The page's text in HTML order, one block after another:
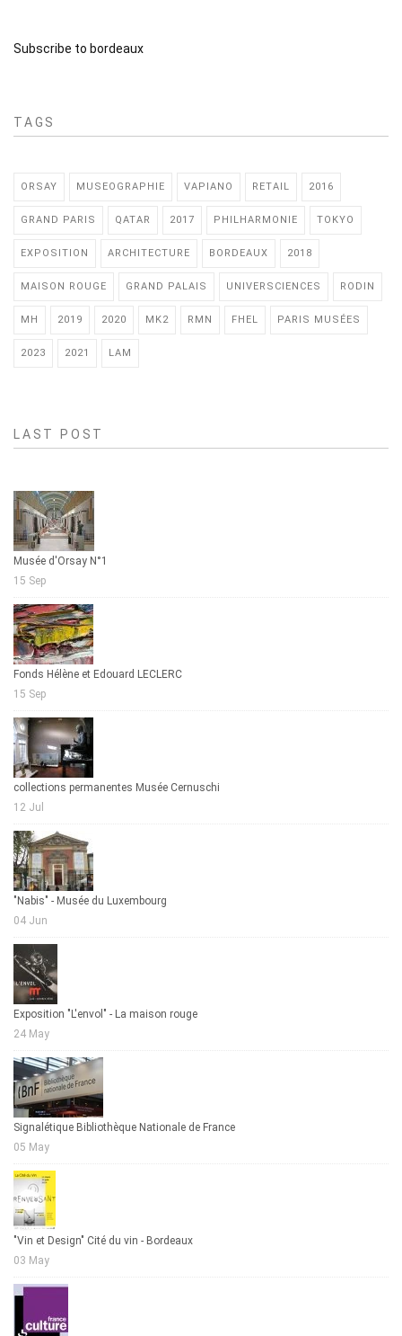
Subscribe to bordeaux
TAGS
ORSAY MUSEOGRAPHIE VAPIANO RETAIL 2016
GRAND PARIS QATAR 2017 PHILHARMONIE TOKYO
EXPOSITION ARCHITECTURE BORDEAUX 2018
MAISON ROUGE GRAND PALAIS UNIVERSCIENCES RODIN
MH 2019 2020 MK2 RMN FHEL PARIS MUSÉES
2023 2021 LAM
LAST POST
Musée d'Orsay N°1
15 Sep
Fonds Hélène et Edouard LECLERC
15 Sep
collections permanentes Musée Cernuschi
12 Jul
"Nabis" - Musée du Luxembourg
04 Jun
Exposition "L'envol" - La maison rouge
24 May
Signalétique Bibliothèque Nationale de France
05 May
"Vin et Design" Cité du vin - Bordeaux
03 May